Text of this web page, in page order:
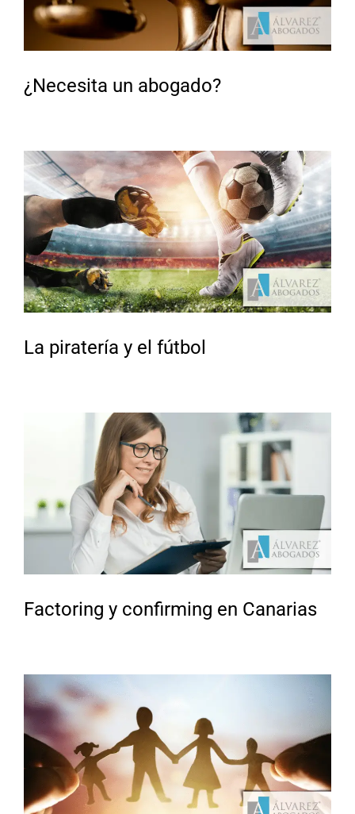
¿Necesita un abogado?
La piratería y el fútbol
Factoring y confirming en Canarias